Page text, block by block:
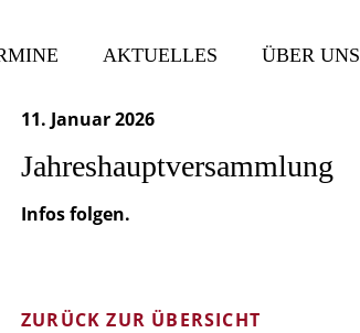
AKTUELLES ÜBER UNS
11. Januar 2026
Jahreshauptversammlung
Infos folgen.
ZURÜCK ZUR ÜBERSICHT